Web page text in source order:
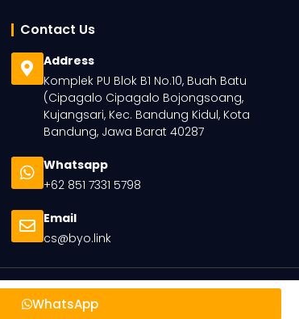
Contact Us
Address
Komplek PU Blok B1 No.10, Buah Batu
(Cipagalo Cipagalo Bojongsoang,
Kujangsari, Kec. Bandung Kidul, Kota
Bandung, Jawa Barat 40287
Whatsapp
+62 851 7331 5798
Email
cs@byo.link
WhatsApp